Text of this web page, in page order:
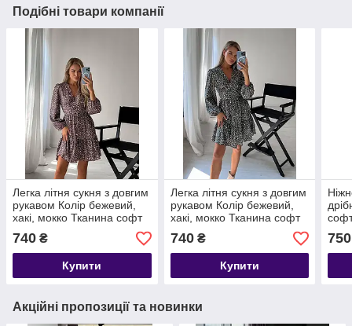
Подібні товари компанії
Легка літня сукня з довгим
рукавом Колір бежевий,
хакі, мокко Тканина софт
Розміри S-M,L-XL
740 ₴
Купити
Легка літня сукня з довгим
рукавом Колір бежевий,
хакі, мокко Тканина софт
Розміри S-M,L-XL
740₴
Купити
750
Акційні пропозиції та новинки